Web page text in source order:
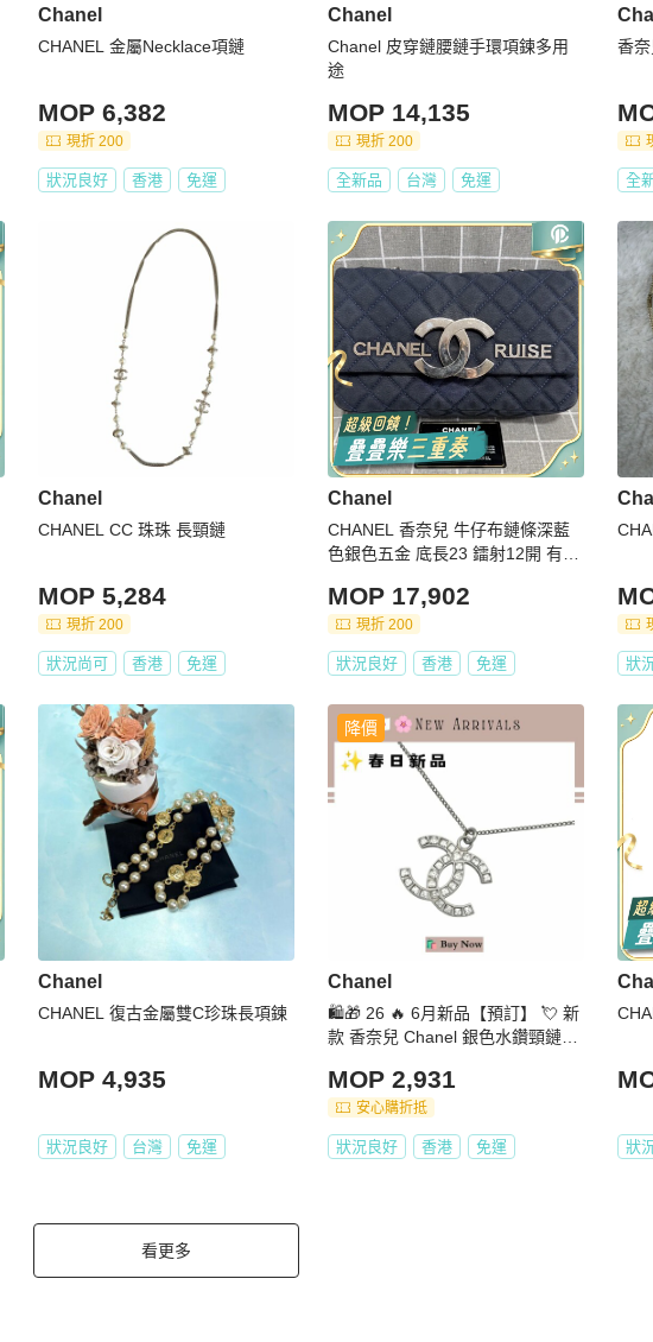
Chanel
CHANEL 金屬Necklace項鏈
MOP 6,382
現折 200
狀況良好 香港 免運
Chanel
Chanel 皮穿鏈腰鏈手環項鍊多用
途
MOP 14,135
現折 200
全新品 台灣 免運
香
全
Chanel
CHANEL CC 珠珠 長頸鏈
MOP 5,284
現折 200
狀況尚可 香港 免運
Chanel
CHANEL 香奈兒 牛仔布鏈條深藍
色銀色五金 底長23 鐳射12開 有保
MOP 17,902
現折 200
狀況良好 香港 免運 狀
Chanel
CHANEL 復古金屬雙C珍珠長項鍊
MOP 4,935
狀況良好 台灣 免運
降價
Chanel
🛍️🎁 26 🔥 6月新品【預訂】 💘 新
款 香奈兒 Chanel 銀色水鑽頸鏈🔥
EL NECKLACE
MOP 2,931
安心購折抵
狀況良好 香港 免運 狀
看更多